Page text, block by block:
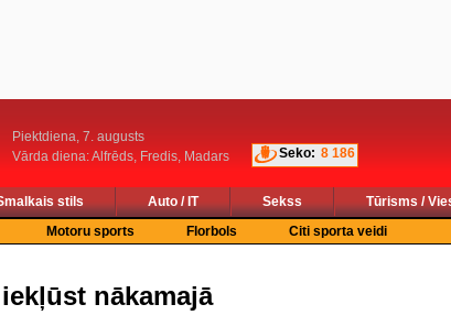
Piektdiena, 7. augusts
Vārda diena: Alfrēds, Fredis, Madars
Seko: 8 186
stils Auto / IT Sekss
Tūrisms /
Motoru sports Florbols Citi sporta veidi
nākamajā